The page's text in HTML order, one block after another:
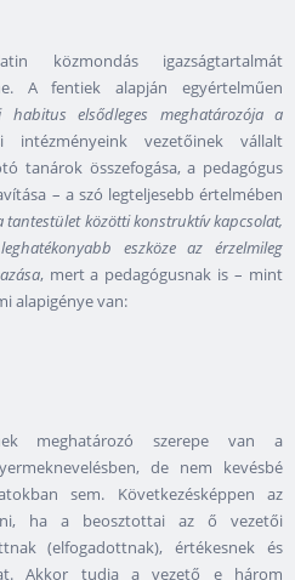
közmondás igazságtartalmát
A fentiek alapján egyértelműen
habitus elsődleges meghatározója a
intézményeink vezetőinek vállalt
tanárok összefogása, a pedagógus
– a szó legteljesebb értelmében
tantestület közötti konstruktív kapcsolat,
eszköze az érzelmileg
, mert a pedagógusnak is – mint
alapigénye van:
meghatározó szerepe van a
de nem kevésbé
sem. Következésképpen az
ha a beosztottai az ő vezetői
(elfogadottnak), értékesnek és
Akkor tudja a vezető e három